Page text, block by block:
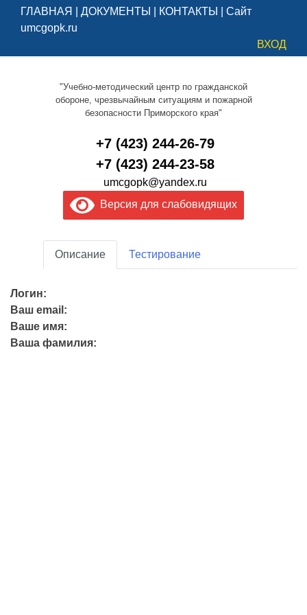
ГЛАВНАЯ ДОКУМЕНТЫ КОНТАКТЫ
Сайт
umcgopk.ru
ВХОД
"Учебно-методический центр по гражданской
обороне, чрезвычайным ситуациям и пожарной
безопасности Приморского края"
+7 (423) 244-26-79
+7 (423) 244-23-58
umcgopk@yandex.ru
Версия для слабовидящих
Описание Тестирование
Логин:
Ваш email:
Ваше имя:
Ваша фамилия: